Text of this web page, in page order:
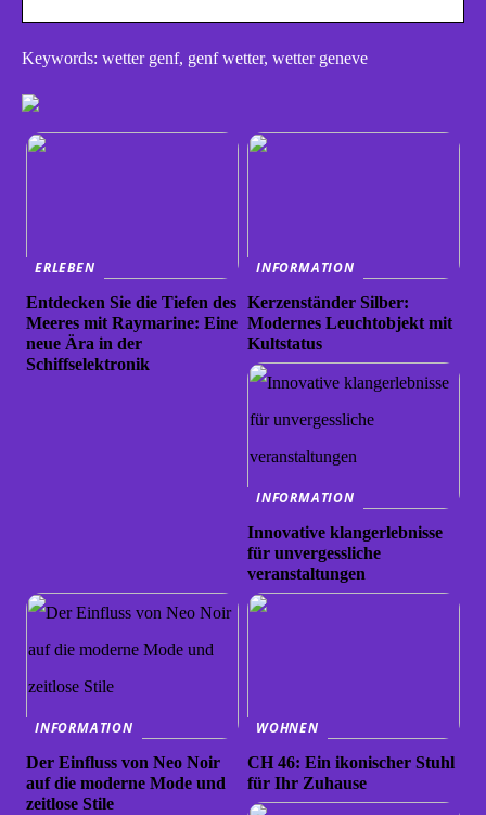
Keywords: wetter genf, genf wetter, wetter geneve
ERLEBEN
Entdecken Sie die Tiefen des
Meeres mit Raymarine: Eine
neue Ära in der
Schiffselektronik
INFORMATION
Kerzenständer Silber:
Modernes Leuchtobjekt mit
Kultstatus
INFORMATION
Innovative klangerlebnisse
für unvergessliche
veranstaltungen
INFORMATION
Der Einfluss von Neo Noir
auf die moderne Mode und
zeitlose Stile
WOHNEN
CH 46: Ein ikonischer Stuhl
für Ihr Zuhause